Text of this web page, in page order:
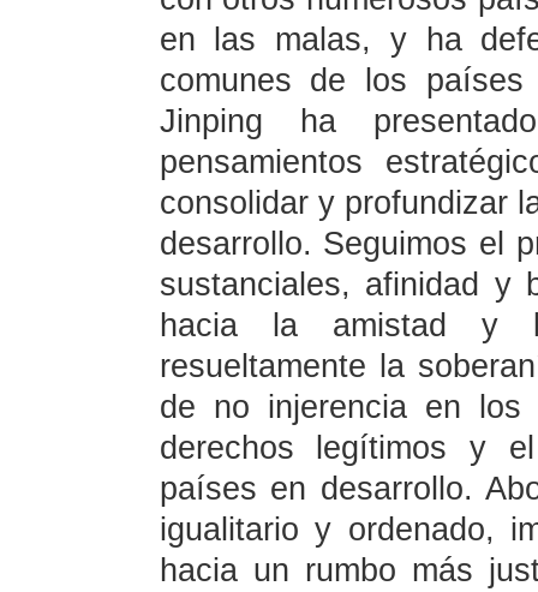
en las malas, y ha
comunes de los
Jinping ha
pensamientos
consolidar y profundizar
desarrollo. Seguimos el
sustanciales, afinidad y
hacia la amistad y
resueltamente la
de no injerencia en los
derechos legítimos y
países en desarrollo.
igualitario y ordenado,
hacia un rumbo más